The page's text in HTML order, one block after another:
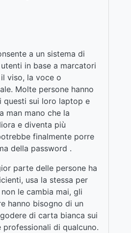
a un sistema di
in base a marcatori
viso, la voce o
Molte persone hanno
questi sui loro laptop e
man mano che la
e diventa più
finalmente porre
della password .
parte delle persone ha
usa la stessa per
le cambia mai, gli
hanno bisogno di un
di carta bianca sui
professionali di qualcuno.